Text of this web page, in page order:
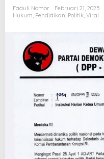
Faduli Nomor
Februari 21, 2025
Hukum, Pendidikan, Politik, Viral